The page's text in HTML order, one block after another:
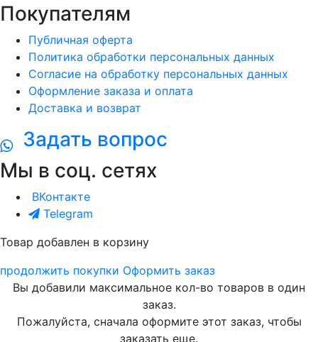
Покупателям
Публичная оферта
Политика обработки персональных данных
Согласие на обработку персональных данных
Оформление заказа и оплата
Доставка и возврат
Задать вопрос
Мы в соц. сетях
ВКонтакте
Telegram
Товар добавлен в корзину
продолжить покупки Оформить заказ
Вы добавили максимальное кол-во товаров в один
заказ.
Пожалуйста, сначала оформите этот заказ, чтобы
заказать еще.